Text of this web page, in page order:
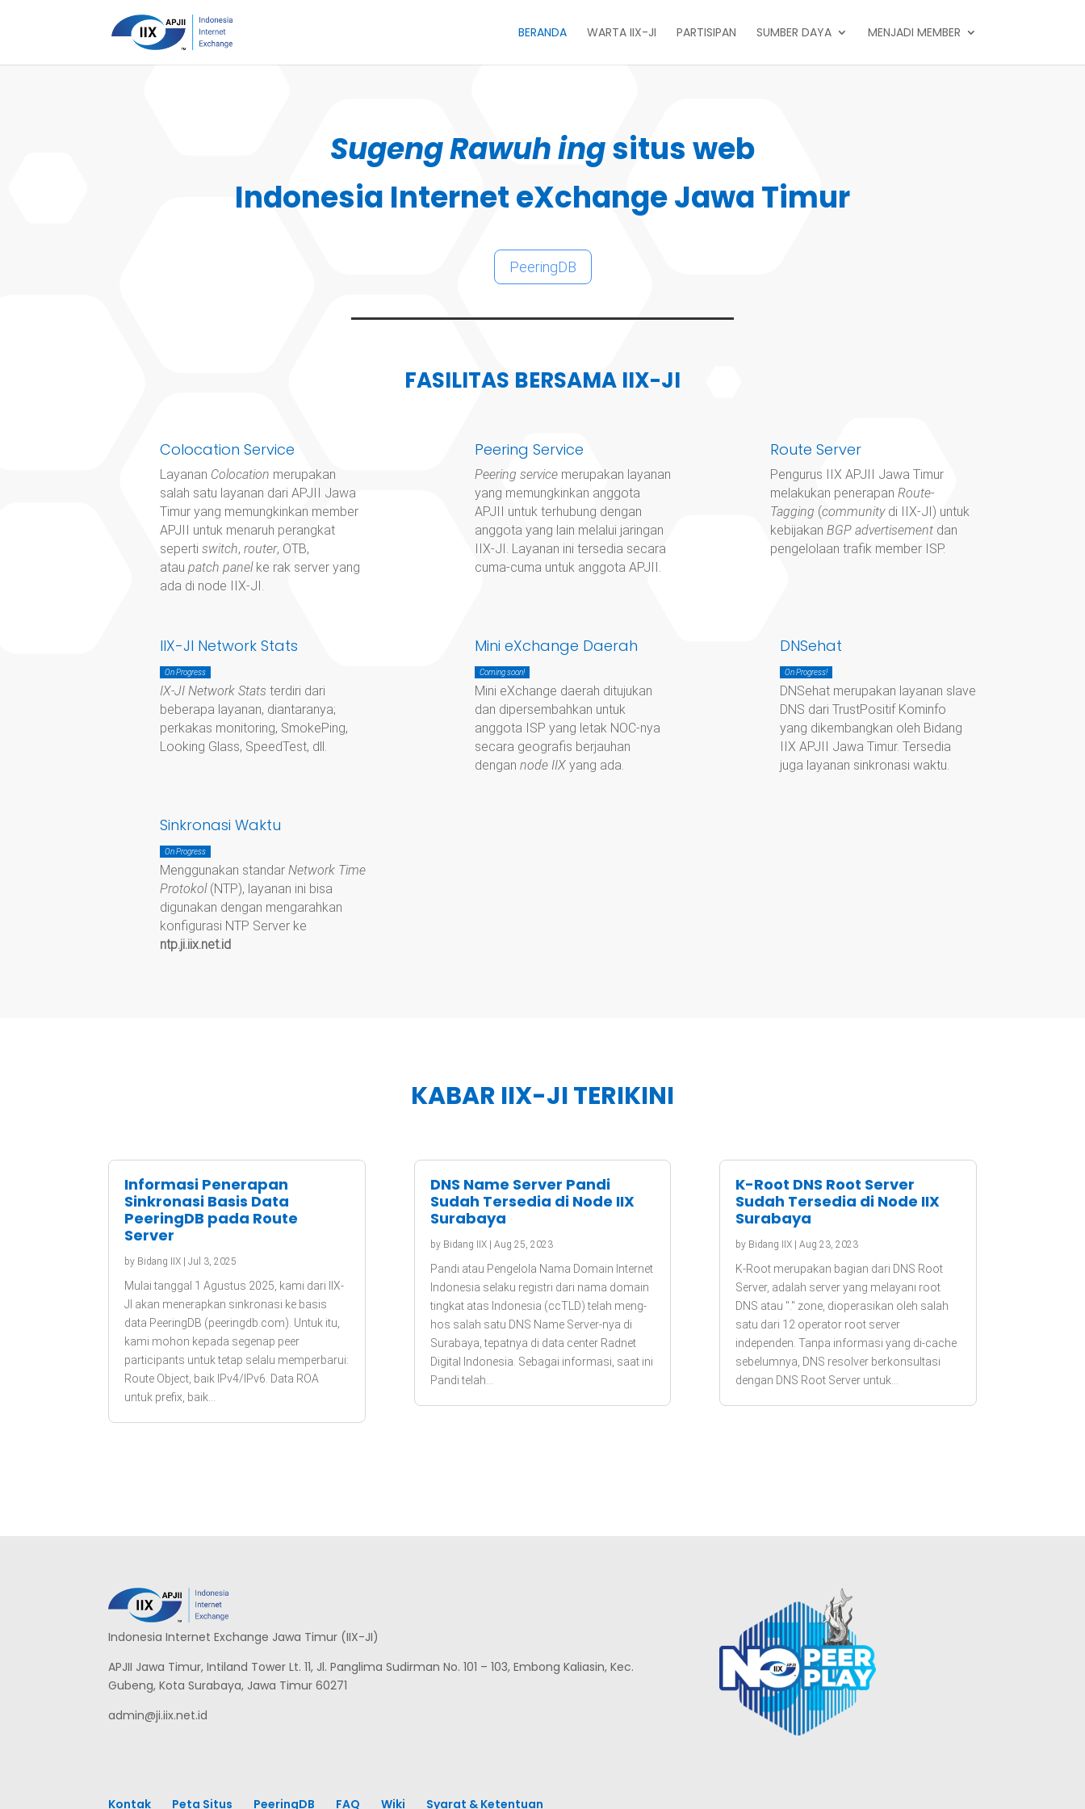
BERANDA WARTA IIX-JI PARTISIPAN SUMBER DAYA MENJADI MEMBER
Sugeng Rawuh ingsitus web
Indonesia Internet eXchange Jawa Timur
PeeringDB
FASILITAS BERSAMA IIX-JI
Colocation Service
Layanan Colocation merupakan
salah satu layanan dari APJII Jawa
Timur yang memungkinkan member
APJII untuk menaruh perangkat
seperti switch, router, OTB,
atau patch panelke rak server yang
ada di node IIX-JI.
Peering Service
Peering servicemerupakan layanan
yang memungkinkan anggota
APJII untuk terhubung dengan
anggota yang lain melalui jaringan
IIX-JI. Layanan ini tersedia secara
cuma-cuma untuk anggota APJII.
Route Server
Pengurus IIX APJII Jawa Timur
melakukan penerapanRoute-
Tagging (communitydi IIX-JI) untuk
kebijakanBGP advertisement dan
pengelolaan trafik member ISP.
IIX-JI Network Stats
On Progress
IX-JI Network Stats terdiri dari
beberapa layanan, diantaranya;
perkakas monitoring, SmokePing,
Looking Glass, SpeedTest, dll.
Mini eXchange Daerah
Coming soon!
Mini eXchange daerah ditujukan
dan dipersembahkan untuk
anggota ISP yang letak NOC-nya
secara geografis berjauhan
dengan node IIXyang ada.
DNSehat
On Progress!
DNSehat merupakan layanan slave
DNS dari TrustPositif Kominfo
yang dikembangkan oleh Bidang
IIX APJII Jawa Timur. Tersedia
juga layanan sinkronasi waktu.
Sinkronasi Waktu
On Progress
Menggunakan standar Network Time
Protokol(NTP), layanan ini bisa
digunakan dengan mengarahkan
konfigurasi NTP Server ke
ntp.ji.iix.net.id
KABAR IIX-JI TERIKINI
Informasi Penerapan
Sinkronasi Basis Data
PeeringDB pada Route
Server
by Bidang IIX |Jul 3, 2025
Mulai tanggal 1 Agustus 2025, kami dari IIX-
JI akan menerapkan sinkronasi ke basis
data PeeringDB (peeringdb.com). Untuk itu,
kami mohon kepada segenap peer
participants untuk tetap selalu memperbarui:
Route Object, baik IPv4/IPv6. Data ROA
untuk prefix, baik...
DNS Name Server Pandi
Sudah Tersedia di Node IIX
Surabaya
by Bidang IIX| Aug 25, 2023
Pandi atau Pengelola Nama Domain Internet
Indonesia selaku registri dari nama domain
tingkat atas Indonesia (ccTLD) telah meng-
hos salah satu DNS Name Server-nya di
Surabaya, tepatnya di data center Radnet
Digital Indonesia. Sebagai informasi, saat ini
Pandi telah...
K-Root DNS Root Server
Sudah Tersedia di Node IIX
Surabaya
by Bidang IIX| Aug 23, 2023
K-Root merupakan bagian dari DNS Root
Server, adalah server yang melayani root
DNS atau "." zone, dioperasikan oleh salah
satu dari 12 operator root server
independen. Tanpa informasi yang di-cache
sebelumnya, DNS resolver berkonsultasi
dengan DNS Root Server untuk...
Indonesia Internet Exchange Jawa Timur (IIX-JI)
APJII Jawa Timur, Intiland Tower Lt. 11, Jl. Panglima Sudirman No. 101 – 103, Embong Kaliasin, Kec.
Gubeng, Kota Surabaya, Jawa Timur 60271
admin@ji.iix.net.id
Kontak Peta Situs PeeringDB FAQ Wiki Syarat & Ketentuan